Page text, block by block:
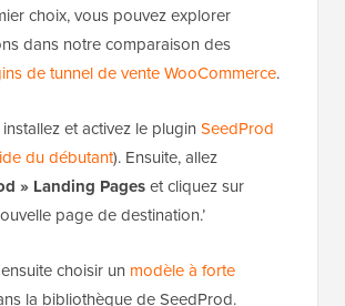
choix, vous pouvez explorer
dans notre comparaison des
de tunnel de vente WooCommerce.
et activez le plugin SeedProd
du débutant). Ensuite, allez
» Landing Pageset cliquez sur
page de destination.’
choisir un modèle à forte
la bibliothèque de SeedProd.